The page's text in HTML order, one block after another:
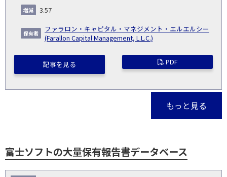
3.57
ファラロン・キャピタル・マネジメント・エルエルシー
(Farallon Capital Management, L.L.C.)
記事を見る PDF
もっと見る
富士ソフトの大量保有報告書データベース